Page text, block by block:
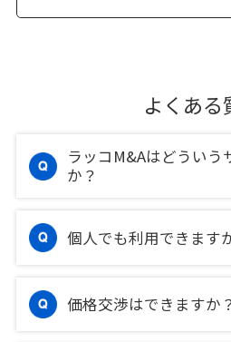
よくある
ラッコM&Aはどういう
か？
個人でも利用できます
価格交渉はできますか